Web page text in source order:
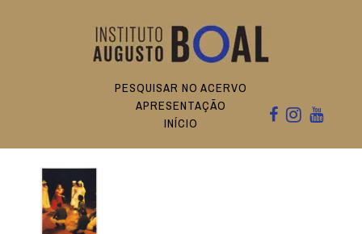
PESQUISAR NO ACERVO
APRESENTAÇÃO
INÍCIO